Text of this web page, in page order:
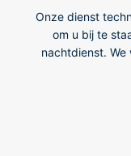
Onze dienst
om u bij te
nachtdienst.